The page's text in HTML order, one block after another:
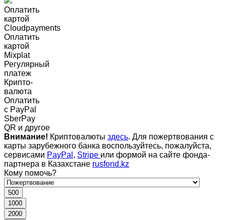
Оплатить
картой
Cloudpayments
Оплатить
картой
Mixplat
Регулярный
платеж
Крипто-
валюта
Оплатить
c PayPal
SberPay
QR и другое
Внимание! Криптовалюты здесь. Для пожертвования с
карты зарубежного банка воспользуйтесь, пожалуйста,
сервисами PayPal , Stripe или формой на сайте фонда-
партнера в Казахстане rusfond.kz
Кому помочь?
500
1000
2000